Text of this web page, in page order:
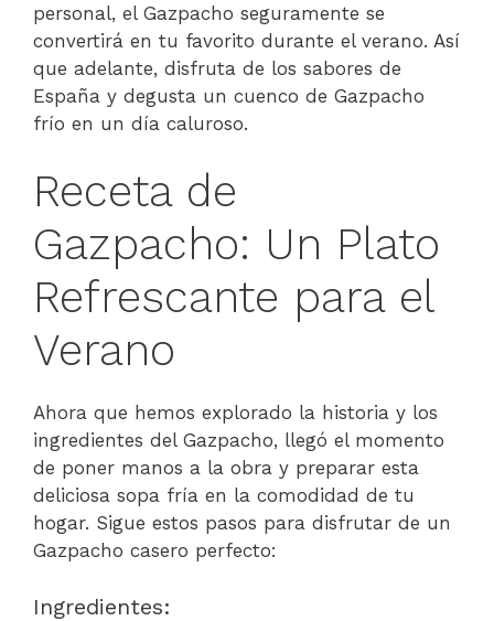
personal, el Gazpacho seguramente se
convertirá en tu favorito durante el verano. Así
que adelante, disfruta de los sabores de
España y degusta un cuenco de Gazpacho
frío en un día caluroso.
Receta de
Gazpacho: Un Plato
Refrescante para el
Verano
Ahora que hemos explorado la historia y los
ingredientes del Gazpacho, llegó el momento
de poner manos a la obra y preparar esta
deliciosa sopa fría en la comodidad de tu
hogar. Sigue estos pasos para disfrutar de un
Gazpacho casero perfecto:
Ingredientes: